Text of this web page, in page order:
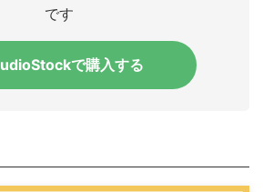
です
で購入する